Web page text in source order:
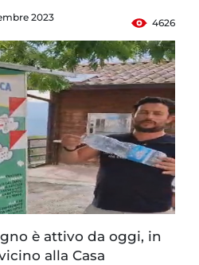
2023
4626
è attivo da oggi, in
alla Casa